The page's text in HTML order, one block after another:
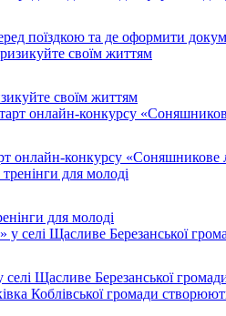
поїздкою та де оформити
своїм життям
онлайн-конкурсу «Соняшникове
для молоді
селі Щасливе Березанської